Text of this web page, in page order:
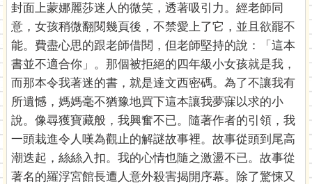
封面上蒙娜麗莎迷人的微笑，透著吸引力。經老師同
意，女孩稍微翻閱幾頁後，不禁愛上了它，並且欲罷不
能。費盡心思的跟老師借閱，但老師堅持的說：「這本
書並不適合你」。那個被拒絕的四年級小女孩就是我，
而那本令我著迷的書，就是達文西密碼。為了不讓我有
所遺憾，媽媽毫不猶豫地買下這本讓我夢寐以求的小
說。像尋獲寶藏般，我興奮不已。隨著作者的引領，我
一頭栽進令人嘆為觀止的解謎故事裡。故事從頭到尾高
潮迭起，絲絲入扣。我的心情也隨之激盪不已。故事從
著名的羅浮宮館長遭人意外殺害揭開序幕。除了驚悚又